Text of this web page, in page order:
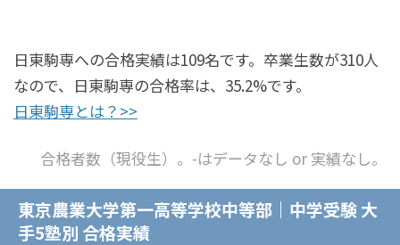
日東駒専への合格実績は109名です。卒業生数が310人
なので、日東駒専の合格率は、35.2%です。
日東駒専とは？>>
合格者数（現役生）。-はデータなし or 実績なし。
東京農業大学第一高等学校中等部｜中学受験 大
手5塾別 合格実績